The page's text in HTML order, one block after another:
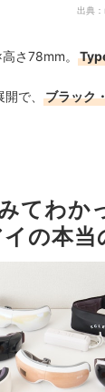
出典：
さ78mm。
で、 ブラック
てわか
の本当